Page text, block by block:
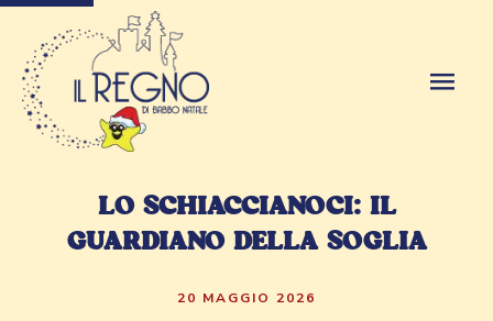
LO SCHIACCIANOCI: IL
GUARDIANO DELLA SOGLIA
20 MAGGIO 2026